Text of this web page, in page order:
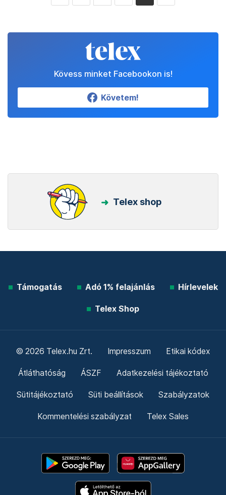
Kövess minket Facebookon is!
Követem!
Telex shop
Támogatás Adó 1% felajánlás Hírlevelek
Telex Shop
© 2026 Telex.hu Zrt. Impresszum Etikai kódex
Átláthatóság ÁSZF Adatkezelési tájékoztató
Sütitájékoztató Süti beállítások Szabályzatok
Kommentelési szabályzat Telex Sales